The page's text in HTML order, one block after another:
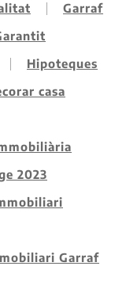
Garraf
Hipoteques
casa
2023
Garraf